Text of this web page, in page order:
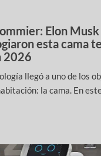
Elon
esta cama
2026
llegó a uno de los
la cama. En